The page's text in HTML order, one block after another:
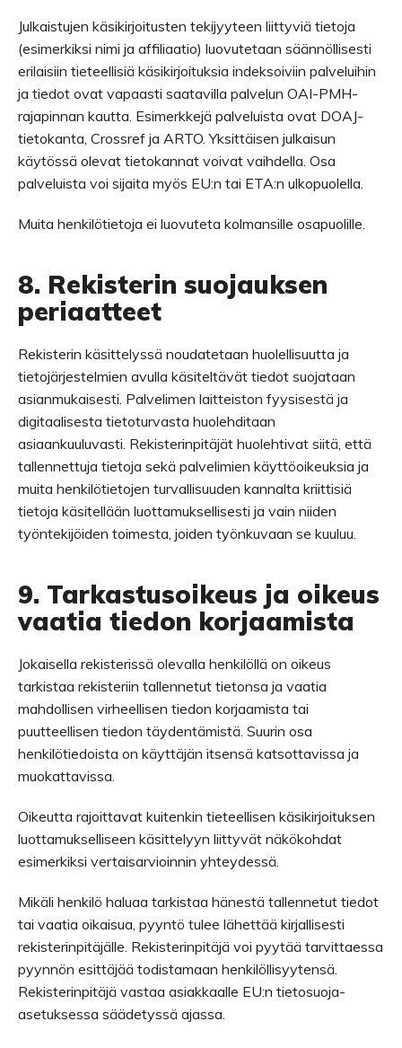
Julkaistujen käsikirjoitusten tekijyyteen liittyviä tietoja
(esimerkiksi nimi ja affiliaatio) luovutetaan säännöllisesti
erilaisiin tieteellisiä käsikirjoituksia indeksoiviin palveluihin
ja tiedot ovat vapaasti saatavilla palvelun OAI-PMH-
rajapinnan kautta. Esimerkkejä palveluista ovat DOAJ-
tietokanta, Crossref ja ARTO. Yksittäisen julkaisun
käytössä olevat tietokannat voivat vaihdella. Osa
palveluista voi sijaita myös EU:n tai ETA:n ulkopuolella.
Muita henkilötietoja ei luovuteta kolmansille osapuolille.
8. Rekisterin suojauksen
periaatteet
Rekisterin käsittelyssä noudatetaan huolellisuutta ja
tietojärjestelmien avulla käsiteltävät tiedot suojataan
asianmukaisesti. Palvelimen laitteiston fyysisestä ja
digitaalisesta tietoturvasta huolehditaan
asiaankuuluvasti. Rekisterinpitäjät huolehtivat siitä, että
tallennettuja tietoja sekä palvelimien käyttöoikeuksia ja
muita henkilötietojen turvallisuuden kannalta kriittisiä
tietoja käsitellään luottamuksellisesti ja vain niiden
työntekijöiden toimesta, joiden työnkuvaan se kuuluu.
9. Tarkastusoikeus ja oikeus
vaatia tiedon korjaamista
Jokaisella rekisterissä olevalla henkilöllä on oikeus
tarkistaa rekisteriin tallennetut tietonsa ja vaatia
mahdollisen virheellisen tiedon korjaamista tai
puutteellisen tiedon täydentämistä. Suurin osa
henkilötiedoista on käyttäjän itsensä katsottavissa ja
muokattavissa.
Oikeutta rajoittavat kuitenkin tieteellisen käsikirjoituksen
luottamukselliseen käsittelyyn liittyvät näkökohdat
esimerkiksi vertaisarvioinnin yhteydessä.
Mikäli henkilö haluaa tarkistaa hänestä tallennetut tiedot
tai vaatia oikaisua, pyyntö tulee lähettää kirjallisesti
rekisterinpitäjälle. Rekisterinpitäjä voi pyytää tarvittaessa
pyynnön esittäjää todistamaan henkilöllisyytensä.
Rekisterinpitäjä vastaa asiakkaalle EU:n tietosuoja-
asetuksessa säädetyssä ajassa.